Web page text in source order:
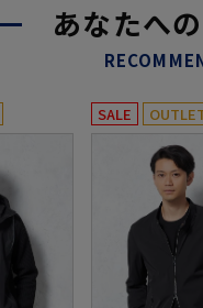
あなたへ
SALE